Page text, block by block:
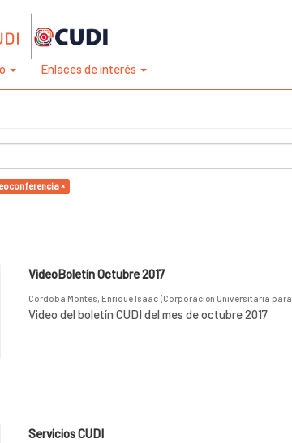
Enlaces de interés
×
VideoBoletín Octubre 2017
Cordoba Montes, Enrique Isaac (Corporación Universitaria
Video del boletín CUDI del mes de octubre 2017
Servicios CUDI